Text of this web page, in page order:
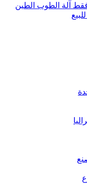
آلة الطوب الطين